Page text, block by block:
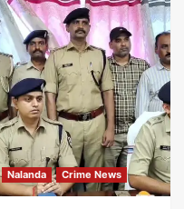
Nalanda Crime News